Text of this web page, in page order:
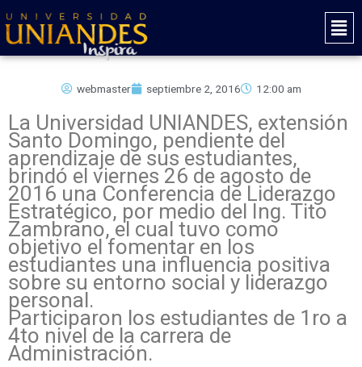
al
contenido
Main
webmaster septiembre 2, 2016 12:00 am
La Universidad UNIANDES, extensión
Santo Domingo, pendiente del
aprendizaje de sus estudiantes,
brindó el viernes 26 de agosto de
2016 una Conferencia de Liderazgo
Estratégico, por medio del Ing. Tito
Zambrano, el cual tuvo como
objetivo el fomentar en los
estudiantes una influencia positiva
sobre su entorno social y liderazgo
personal.
Participaron los estudiantes de 1ro a
4to nivel de la carrera de
Administración.